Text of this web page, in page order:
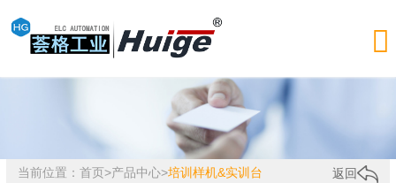

当前位置： 首页>产品中心>培训样机&实训台 返回